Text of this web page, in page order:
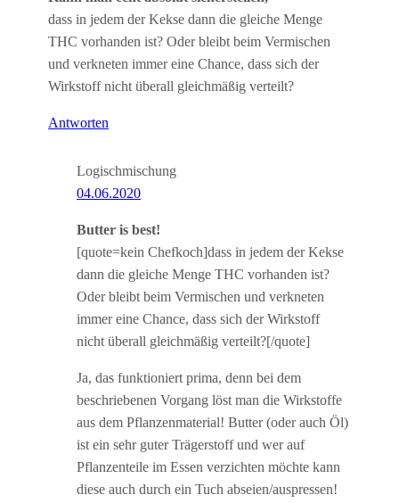
dass in jedem der Kekse dann die gleiche Menge
THC vorhanden ist? Oder bleibt beim Vermischen
und verkneten immer eine Chance, dass sich der
Wirkstoff nicht überall gleichmäßig verteilt?
Antworten
Logischmischung
04.06.2020
Butter is best!
[quote=kein Chefkoch]dass in jedem der Kekse
dann die gleiche Menge THC vorhanden ist?
Oder bleibt beim Vermischen und verkneten
immer eine Chance, dass sich der Wirkstoff
nicht überall gleichmäßig verteilt?[/quote]
Ja, das funktioniert prima, denn bei dem
beschriebenen Vorgang löst man die Wirkstoffe
aus dem Pflanzenmaterial! Butter (oder auch Öl)
ist ein sehr guter Trägerstoff und wer auf
Pflanzenteile im Essen verzichten möchte kann
diese auch durch ein Tuch abseien/auspressen!